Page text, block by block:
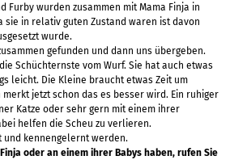
Furby wurden zusammen mit Mama Finja in
sie in relativ guten Zustand waren ist davon
wurde.
gefunden und dann uns übergeben.
Schüchternste vom Wurf. Sie hat auch etwas
leicht. Die Kleine braucht etwas Zeit um
jetzt schon das es besser wird. Ein ruhiger
Katze oder sehr gern mit einem ihrer
helfen die Scheu zu verlieren.
und kennengelernt werden.
oder an einem ihrer Babys haben, rufen Sie